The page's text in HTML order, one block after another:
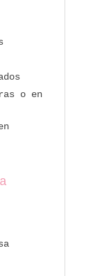
o en